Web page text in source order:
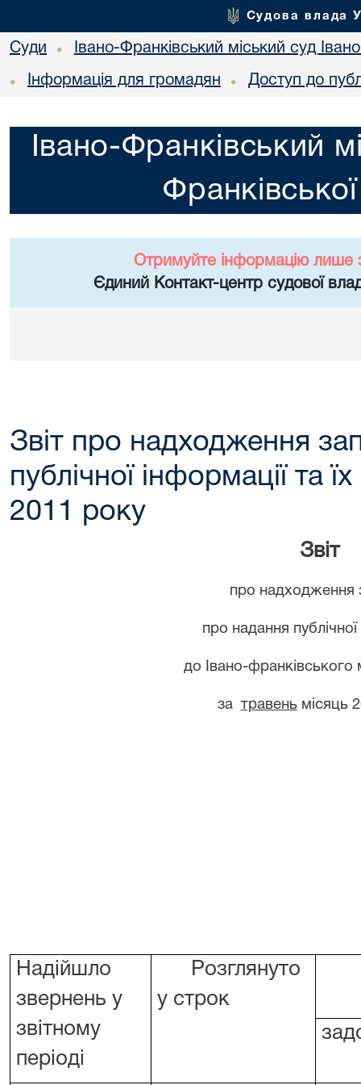
Судова влада
Суди • Івано-Франківський міський суд
• Інформація для громадян • Доступ до
Івано-Франківський
Отримуйте інформацію лише
Єдиний Контакт-центр судової
Звіт про надходження
публічної інформації та
2011 року
Звіт
про надходження
про надання публічної
до Івано-франківського
за травеньмісяць
Надійшло
звернень у
звітному
періоді
Розглянуто
у строк